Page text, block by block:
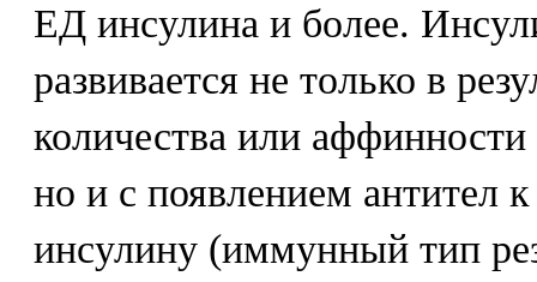
ЕД инсулина и более.
развивается не только в
количества или
но и с появлением антител
инсулину (иммунный тип